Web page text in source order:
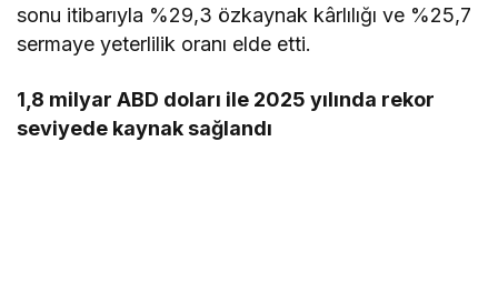
sonu itibarıyla %29,3 özkaynak kârlılığı ve %25,7
sermaye yeterlilik oranı elde etti.
1,8 milyar ABD doları ile 2025 yılında rekor
seviyede kaynak sağlandı